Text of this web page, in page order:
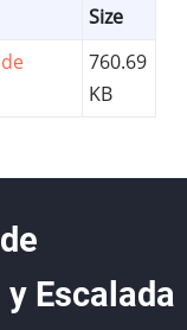
Size
760.69
KB
Escalada